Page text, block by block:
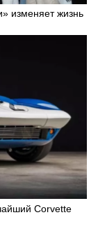
изменяет жизнь
Corvette